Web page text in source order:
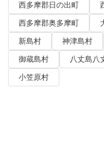
西多摩郡日の出町
西多摩郡奥多摩町
新島村
神津島村
御蔵島村
八丈島八
小笠原村